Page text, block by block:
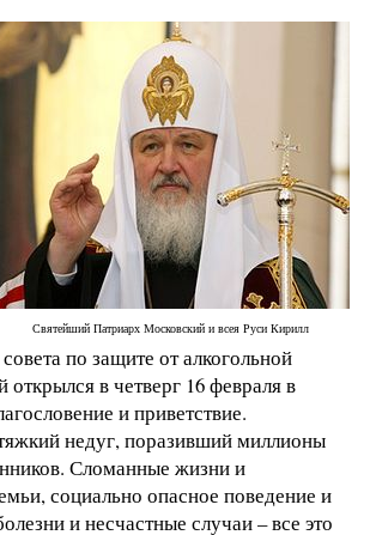
Святейший Патриарх Московский и всея Руси Кирилл
по защите от алкогольной
открылся в четверг 16 февраля в
и приветствие.
недуг, поразивший миллионы
Сломанные жизни и
социально опасное поведение и
и несчастные случаи – все это